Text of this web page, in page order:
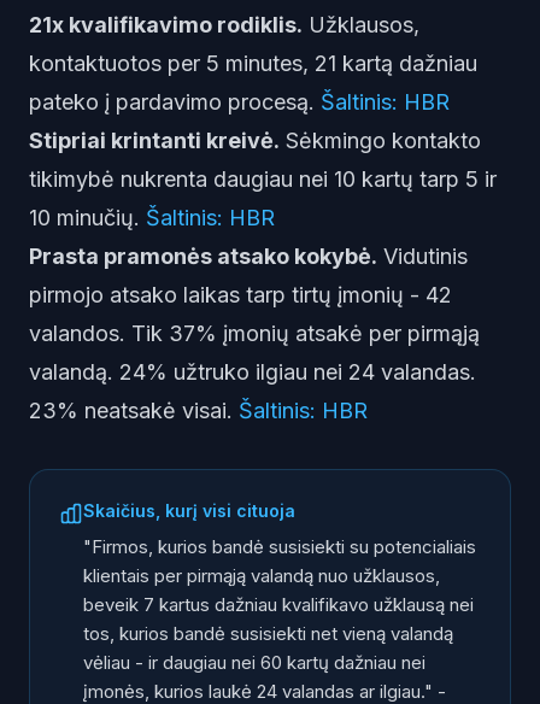
21x kvalifikavimo rodiklis. Užklausos,
kontaktuotos per 5 minutes, 21 kartą dažniau
pateko į pardavimo procesą. Šaltinis: HBR
Stipriai krintanti kreivė. Sėkmingo kontakto
tikimybė nukrenta daugiau nei 10 kartų tarp 5 ir
10 minučių. Šaltinis: HBR
Prasta pramonės atsako kokybė. Vidutinis
pirmojo atsako laikas tarp tirtų įmonių - 42
valandos. Tik 37% įmonių atsakė per pirmąją
valandą. 24% užtruko ilgiau nei 24 valandas.
23% neatsakė visai. Šaltinis: HBR
Skaičius, kurį visi cituoja
"Firmos, kurios bandė susisiekti su potencialiais
klientais per pirmąją valandą nuo užklausos,
beveik 7 kartus dažniau kvalifikavo užklausą nei
tos, kurios bandė susisiekti net vieną valandą
vėliau - ir daugiau nei 60 kartų dažniau nei
įmonės, kurios laukė 24 valandas ar ilgiau." -